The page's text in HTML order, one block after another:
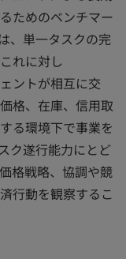
ためのベンチマー
、単一タスクの完
れに対し
ントが相互に交
格、在庫、信用取
る環境下で事業を
ク遂行能力にとど
格戦略、協調や競
行動を観察するこ